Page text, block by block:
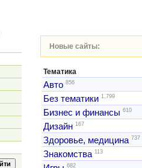
Новые сайты:
Тематика
Авто 856
Без тематики 1,799
Бизнес и финансы 610
Дизайн 167
Здоровье, медицина 737
Знакомства 113
682